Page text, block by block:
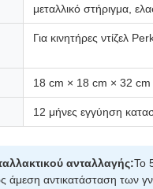
μεταλλικό στήριγμα,
Για κινητήρες ντίζελ
18 cm × 18 cm × 32 cm
12 μήνες εγγύηση
ανταλλαγής:Το
άμεση αντικατάσταση των